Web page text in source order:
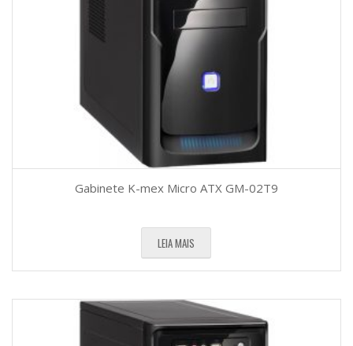
Gabinete K-mex Micro ATX GM-02T9
LEIA MAIS